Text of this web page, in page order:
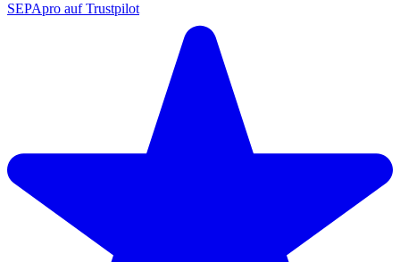
SEPApro auf Trustpilot